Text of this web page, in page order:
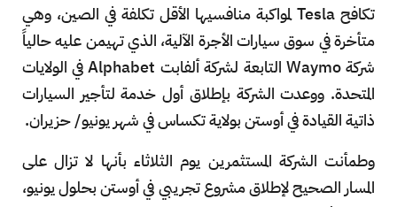
تكافح Tesla لمواكبة منافسيها الأقل تكلفة في الصين، وهي
متأخرة في سوق سيارات الأجرة الآلية، الذي تهيمن عليه حالياً
شركة Waymo التابعة لشركة ألفابت Alphabet في الولايات
المتحدة. ووعدت الشركة بإطلاق أول خدمة لتأجير السيارات
ذاتية القيادة في أوستن بولاية تكساس في شهر يونيو/ حزيران.
وطمأنت الشركة المستثمرين يوم الثلاثاء بأنها لا تزال على
المسار الصحيح لإطلاق مشروع تجريبي في أوستن بحلول يونيو،